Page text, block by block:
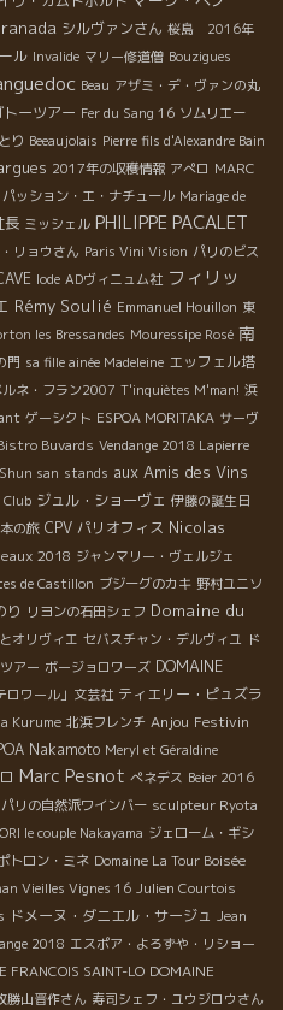
シルヴァンさん 桜島 2016年
ル Invalide マリー修道僧 Bouzigues
Beau アザミ・デ・ヴァンの丸
ーツアー Fer du Sang 16 ソムリエー
り Beeaujolais Pierre fils d'Alexandre Bain
2017年の収穫情報 アぺロ MARC
パッション・エ・ナチュール Mariage de
長 ミッシェル PHILIPPE PACALET
リョウさん Paris Vini Vision パリのビス
Iode ADヴィニュム社 フィリッ
Rémy Soulié Emmanuel Houillon 東
les Bressandes Mouressipe Rosé 南
門 sa fille ainée Madeleine エッフェル塔
ルネ・フラン2007 T'inquiètes M'man! 浜
ゲーシクト ESPOA MORITAKA サーヴ
Buvards Vendange 2018 Lapierre
san stands aux Amis des Vins
Club ジュル・ショーヴェ 伊藤の誕生日
の旅 CPV パリオフィス Nicolas
2018 ジャンマリー・ヴェルジェ
de Castillon ブジーグのカキ 野村ユニソ
り リヨンの石田シェフ Domaine du
オリヴィエ セバスチャン・デルヴィユ ド
アー ボージョロワーズ DOMAINE
ロワール」文芸社 ティエリー・ピュズラ
Kurume 北浜フレンチ Anjou Festivin
Nakamoto Meryl et Géraldine
Marc Pesnot ぺネデス Beier 2016
パリの自然派ワインバー sculpteur Ryota
le couple Nakayama ジェローム・ギシ
トロン・ミネ Domaine La Tour Boisée
Vieilles Vignes 16 Julien Courtois
ドメーヌ・ダニエル・サージュ Jean
2018 エスポア・よろずや・リショー
FRANCOIS SAINT-LO DOMAINE
勝山晋作さん 寿司シェフ・ユウジロウさん